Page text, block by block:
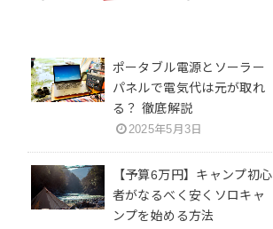
ポータブル電源とソーラー
パネルで電気代は元が取れ
る？ 徹底解説
2025年5月3日
【予算6万円】キャンプ初心
者がなるべく安くソロキャ
ンプを始める方法